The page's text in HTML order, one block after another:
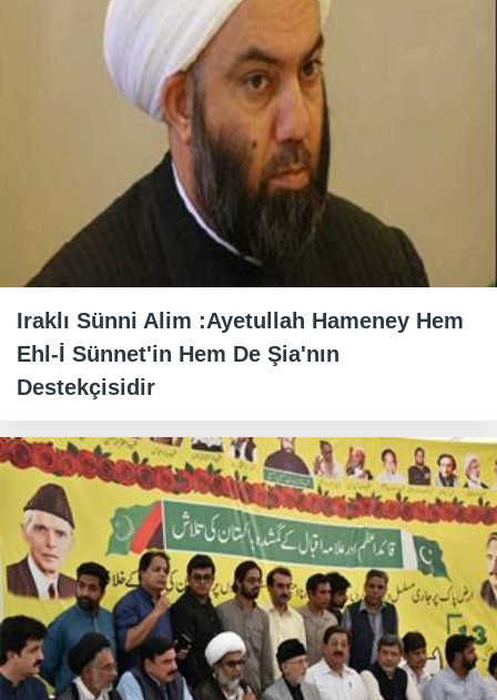
Iraklı Sünni Alim :Ayetullah Hameney Hem
Ehl-İ Sünnet'in Hem De Şia'nın
Destekçisidir